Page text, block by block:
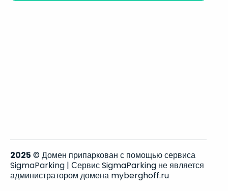
2025 © Домен припаркован с помощью сервиса
SigmaParking | Сервис SigmaParking не является
администратором домена myberghoff.ru